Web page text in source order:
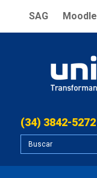
SAG Moodle
(34) 3842-5272